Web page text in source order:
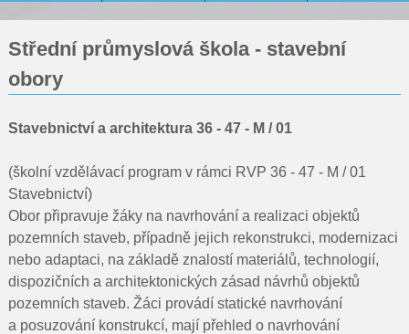
Pro studenty
Pro rodiče
Kontakty
Pro uchazeče
Střední průmyslová škola - stavební
obory
Stavebnictví a architektura 36 - 47 - M / 01
(školní vzdělávací program v rámci RVP 36 - 47 - M / 01
Stavebnictví)
Obor připravuje žáky na navrhování a realizaci objektů
pozemních staveb, případně jejich rekonstrukci, modernizaci
nebo adaptaci, na základě znalostí materiálů, technologií,
dispozičních a architektonických zásad návrhů objektů
pozemních staveb. Žáci provádí statické navrhování
a posuzování konstrukcí, mají přehled o navrhování